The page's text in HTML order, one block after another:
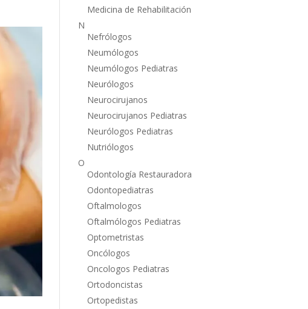
Medicina de Rehabilitación
N
Nefrólogos
Neumólogos
Neumólogos Pediatras
Neurólogos
Neurocirujanos
Neurocirujanos Pediatras
Neurólogos Pediatras
Nutriólogos
O
Odontología Restauradora
Odontopediatras
Oftalmologos
Oftalmólogos Pediatras
Optometristas
Oncólogos
Oncologos Pediatras
Ortodoncistas
Ortopedistas